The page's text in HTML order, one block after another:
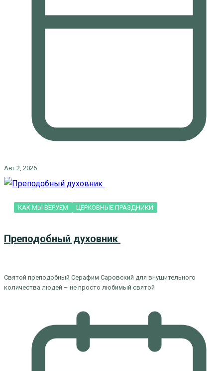
Авг 2, 2026
КАК МЫ ВЕРУЕМ ЦЕРКОВНЫЕ ПРАЗДНИКИ
Преподобный духовник
Святой преподобный Серафим Саровский для внушительного
количества людей – не просто любимый святой